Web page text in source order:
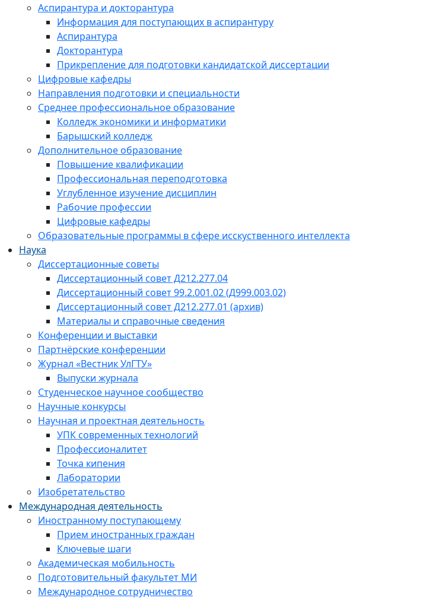
Аспирантура и докторантура
Информация для поступающих в аспирантуру
Аспирантура
Докторантура
Прикрепление для подготовки кандидатской диссертации
Цифровые кафедры
Направления подготовки и специальности
Среднее профессиональное образование
Колледж экономики и информатики
Барышский колледж
Дополнительное образование
Повышение квалификации
Профессиональная переподготовка
Углубленное изучение дисциплин
Рабочие профессии
Цифровые кафедры
Образовательные программы в сфере исскуственного интеллекта
Наука
Диссертационные советы
Диссертационный совет Д212.277.04
Диссертационный совет 99.2.001.02 (Д999.003.02)
Диссертационный совет Д212.277.01 (архив)
Материалы и справочные сведения
Конференции и выставки
Партнёрские конференции
Журнал «Вестник УлГТУ»
Выпуски журнала
Студенческое научное сообщество
Научные конкурсы
Научная и проектная деятельность
УПК современных технологий
Профессионалитет
Точка кипения
Лаборатории
Изобретательство
Международная деятельность
Иностранному поступающему
Прием иностранных граждан
Ключевые шаги
Академическая мобильность
Подготовительный факультет МИ
Международное сотрудничество